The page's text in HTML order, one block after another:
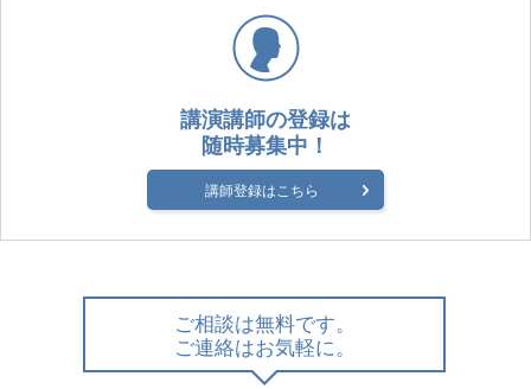
講演講師の登録は
随時募集中！
講師登録はこちら
ご相談は無料です。
ご連絡はお気軽に。